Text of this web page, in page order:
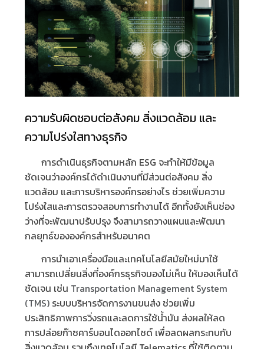
ความรับผิดชอบต่อสังคม สิ่งแวดล้อม และ
ความโปร่งใสทางธุรกิจ
การดำเนินธุรกิจตามหลัก ESG จะทำให้มีข้อมูล
ชัดเจนว่าองค์กรได้ดำเนินงานที่มีส่วนต่อสังคม สิ่ง
แวดล้อม และการบริหารองค์กรอย่างไร ช่วยเพิ่มความ
โปร่งใสและการตรวจสอบการทำงานได้ อีกทั้งยังเห็นช่อง
ว่างที่จะพัฒนาปรับปรุง จึงสามารถวางแผนและพัฒนา
กลยุทธ์ขององค์กรสำหรับอนาคต
การนำเอาเครื่องมือและเทคโนโลยีสมัยใหม่มาใช้
สามารถเปลี่ยนสิ่งที่องค์กรธุรกิจมองไม่เห็น ให้มองเห็นได้
ชัดเจน เช่น Transportation Management System
(TMS) ระบบบริหารจัดการงานขนส่ง ช่วยเพิ่ม
ประสิทธิภาพการวิ่งรถและลดการใช้น้ำมัน ส่งผลให้ลด
การปล่อยก๊าซคาร์บอนไดออกไซด์ เพื่อลดผลกระทบกับ